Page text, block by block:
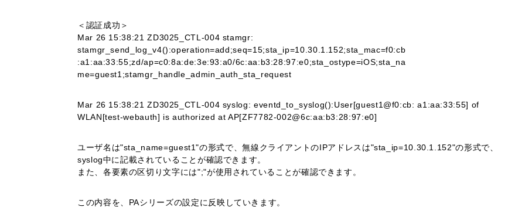
＜認証成功＞
Mar 26 15:38:21 ZD3025_CTL-004 stamgr:
stamgr_send_log_v4():operation=add;seq=15;sta_ip=10.30.1.152;sta_mac=f0:cb
:a1:aa:33:55;zd/ap=c0:8a:de:3e:93:a0/6c:aa:b3:28:97:e0;sta_ostype=iOS;sta_na
me=guest1;stamgr_handle_admin_auth_sta_request
Mar 26 15:38:21 ZD3025_CTL-004 syslog: eventd_to_syslog():User[guest1@f0:cb: a1:aa:33:55] of
WLAN[test-webauth] is authorized at AP[ZF7782-002@6c:aa:b3:28:97:e0]
ユーザ名は"sta_name=guest1"の形式で、無線クライアントのIPアドレスは"sta_ip=10.30.1.152"の形式で、
syslog中に記載されていることが確認できます。
また、各要素の区切り文字には";"が使用されていることが確認できます。
この内容を、PAシリーズの設定に反映していきます。